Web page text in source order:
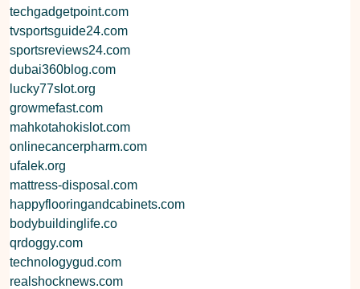
techgadgetpoint.com
tvsportsguide24.com
sportsreviews24.com
dubai360blog.com
lucky77slot.org
growmefast.com
mahkotahokislot.com
onlinecancerpharm.com
ufalek.org
mattress-disposal.com
happyflooringandcabinets.com
bodybuildinglife.co
qrdoggy.com
technologygud.com
realshocknews.com